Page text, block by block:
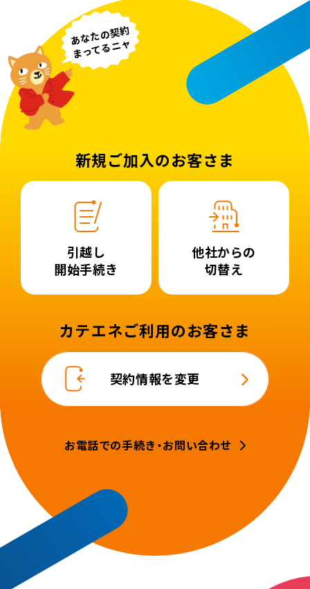
あなたの契約
まってるニャ
新規ご加入のお客さま
引越し
開始手続き
他社からの
切替え
カテエネご利用のお客さま
契約情報を変更
お電話での手続き・お問い合わせ